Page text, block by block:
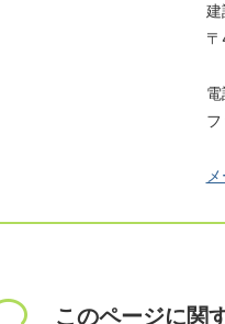
建
このページに関